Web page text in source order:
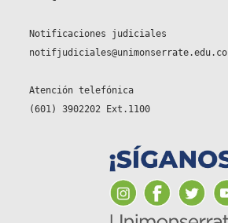
Notificaciones judiciales
notifjudiciales@unimonserrate.edu.co
Atención telefónica
(601) 3902202 Ext.1100